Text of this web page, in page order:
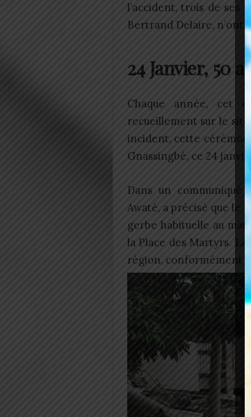
l’accident, trois de ses
Bertrand Delaire, n’ont
24 Janvier, 50
Chaque année, cet
recueillement sur le
incident, cette
Gnassingbé, ce 24
Dans un
Awaté, a précisé que le
gerbe habituelle au
la Place des Martyrs.
région, conformément